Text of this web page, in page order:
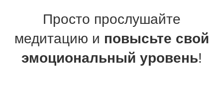
Просто прослушайте
медитацию и повысьте свой
эмоциональный уровень!